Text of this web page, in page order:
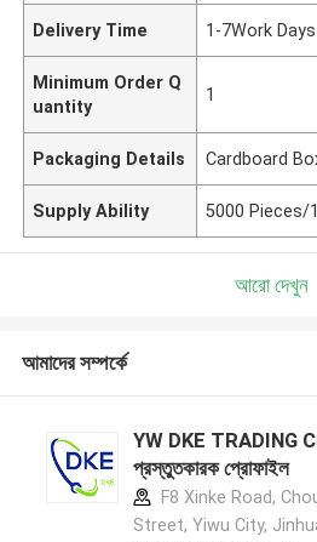
Delivery Time 1-7Work
Minimum Order Q
uantity
1
Packaging Details Cardboard
Supply Ability 5000 Pieces/
আরো দেখুন
আমাদের সম্পর্কে
YW DKE TRADING
প্রস্তুতকারক প্রোফাইল
F8 Xinke Road,
Street, Yiwu City,